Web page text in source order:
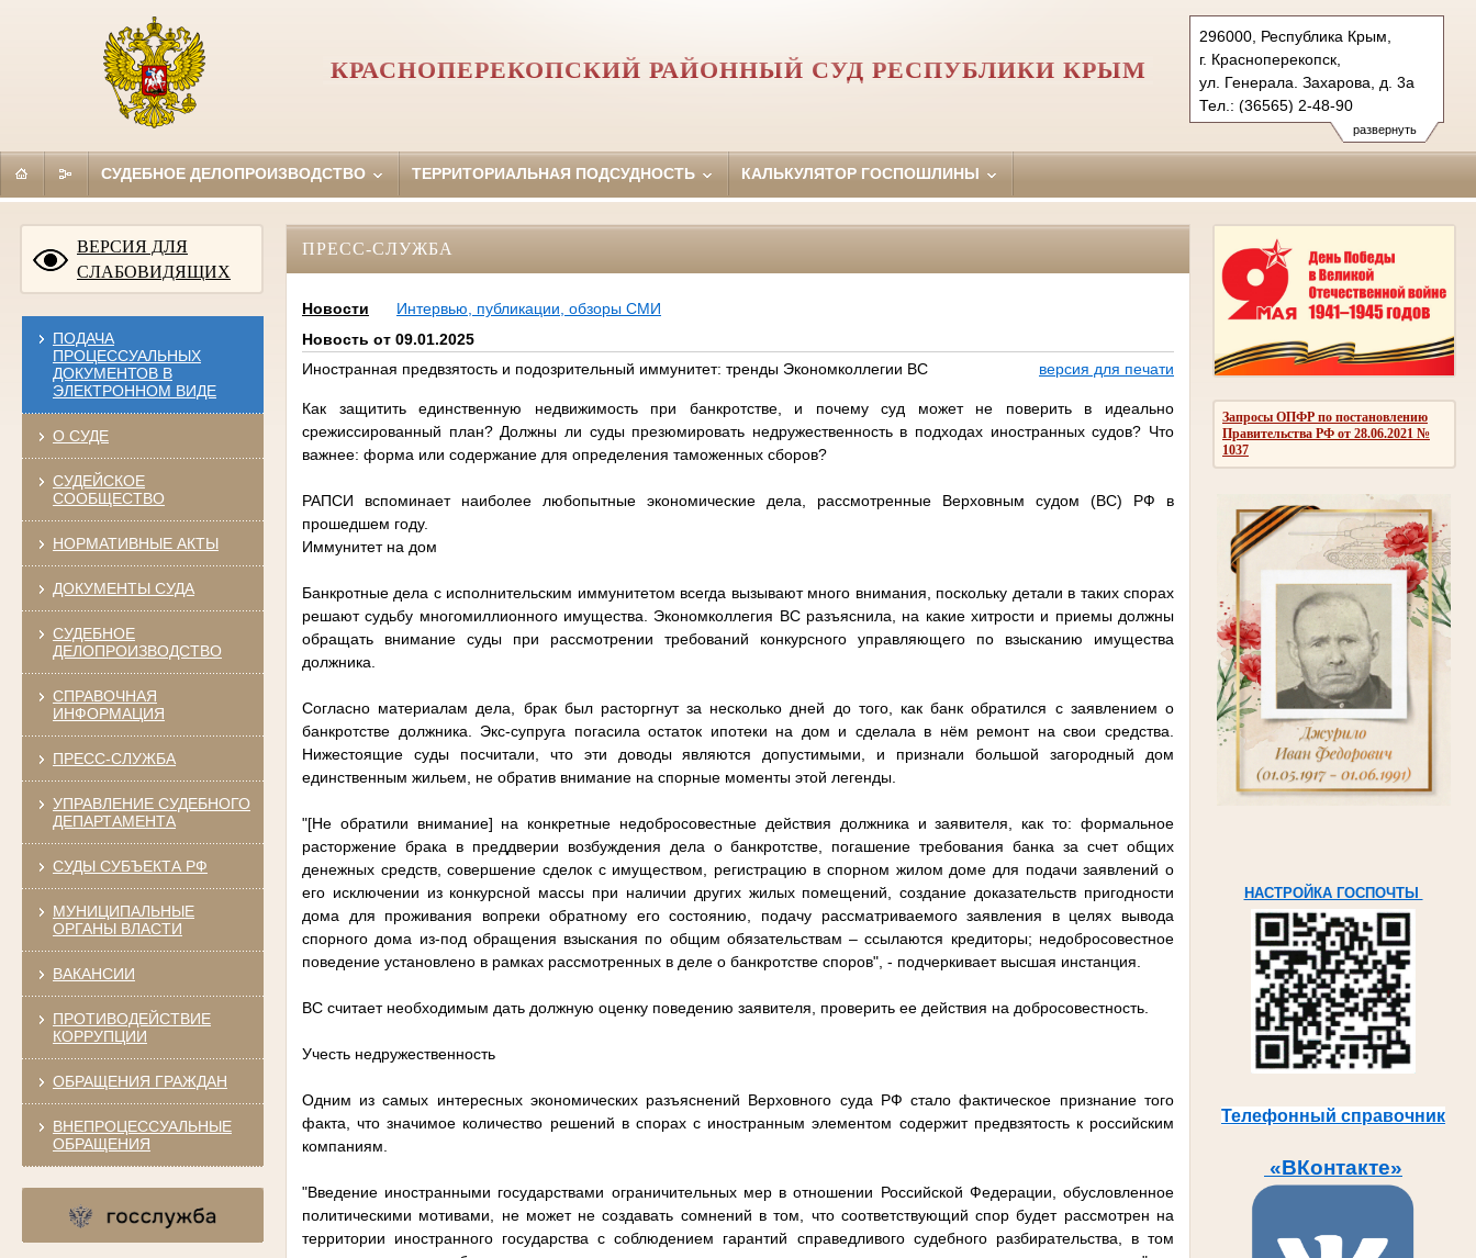
развернуть
296000, Республика Крым,
г. Красноперекопск,
ул. Генерала. Захарова, д. 3а
Тел.: (36565) 2-48-90
krasnoperekopskiy.krm@sudrf.ru
КРАСНОПЕРЕКОПСКИЙ РАЙОННЫЙ СУД РЕСПУБЛИКИ КРЫМ
СУДЕБНОЕ ДЕЛОПРОИЗВОДСТВО ТЕРРИТОРИАЛЬНАЯ ПОДСУДНОСТЬ КАЛЬКУЛЯТОР ГОСПОШЛИНЫ
ВЕРСИЯ ДЛЯ
СЛАБОВИДЯЩИХ
ПОДАЧА
ПРОЦЕССУАЛЬНЫХ
ДОКУМЕНТОВ В
ЭЛЕКТРОННОМ ВИДЕ
О СУДЕ
СУДЕЙСКОЕ
СООБЩЕСТВО
НОРМАТИВНЫЕ АКТЫ
ДОКУМЕНТЫ СУДА
СУДЕБНОЕ
ДЕЛОПРОИЗВОДСТВО
СПРАВОЧНАЯ
ИНФОРМАЦИЯ
ПРЕСС-СЛУЖБА
УПРАВЛЕНИЕ СУДЕБНОГО
ДЕПАРТАМЕНТА
СУДЫ СУБЪЕКТА РФ
МУНИЦИПАЛЬНЫЕ
ОРГАНЫ ВЛАСТИ
ВАКАНСИИ
ПРОТИВОДЕЙСТВИЕ
КОРРУПЦИИ
ОБРАЩЕНИЯ ГРАЖДАН
ВНЕПРОЦЕССУАЛЬНЫЕ
ОБРАЩЕНИЯ
Запросы ОПФР по постановлению
Правительства РФ от 28.06.2021 №
1037
НАСТРОЙКА ГОСПОЧТЫ
Телефонный справочник
«ВКонтакте»
ПРЕСС-СЛУЖБА
Новости
Интервью, публикации, обзоры СМИ
Новость от 09.01.2025
Иностранная предвзятость и подозрительный иммунитет: тренды Экономколлегии ВС
версия для печати
Как защитить единственную недвижимость при банкротстве, и почему суд может не поверить в идеально
срежиссированный план? Должны ли суды презюмировать недружественность в подходах иностранных судов? Что
важнее: форма или содержание для определения таможенных сборов?
РАПСИ вспоминает наиболее любопытные экономические дела, рассмотренные Верховным судом (ВС) РФ в
прошедшем году.
Иммунитет на дом
Банкротные дела с исполнительским иммунитетом всегда вызывают много внимания, поскольку детали в таких спорах
решают судьбу многомиллионного имущества. Экономколлегия ВС разъяснила, на какие хитрости и приемы должны
обращать внимание суды при рассмотрении требований конкурсного управляющего по взысканию имущества
должника.
Согласно материалам дела, брак был расторгнут за несколько дней до того, как банк обратился с заявлением о
банкротстве должника. Экс-супруга погасила остаток ипотеки на дом и сделала в нём ремонт на свои средства.
Нижестоящие суды посчитали, что эти доводы являются допустимыми, и признали большой загородный дом
единственным жильем, не обратив внимание на спорные моменты этой легенды.
"[Не обратили внимание] на конкретные недобросовестные действия должника и заявителя, как то: формальное
расторжение брака в преддверии возбуждения дела о банкротстве, погашение требования банка за счет общих
денежных средств, совершение сделок с имуществом, регистрацию в спорном жилом доме для подачи заявлений о
его исключении из конкурсной массы при наличии других жилых помещений, создание доказательств пригодности
дома для проживания вопреки обратному его состоянию, подачу рассматриваемого заявления в целях вывода
спорного дома из-под обращения взыскания по общим обязательствам – ссылаются кредиторы; недобросовестное
поведение установлено в рамках рассмотренных в деле о банкротстве споров", - подчеркивает высшая инстанция.
ВС считает необходимым дать должную оценку поведению заявителя, проверить ее действия на добросовестность.
Учесть недружественность
Одним из самых интересных экономических разъяснений Верховного суда РФ стало фактическое признание того
факта, что значимое количество решений в спорах с иностранным элементом содержит предвзятость к российским
компаниям.
"Введение иностранными государствами ограничительных мер в отношении Российской Федерации, обусловленное
политическими мотивами, не может не создавать сомнений в том, что соответствующий спор будет рассмотрен на
территории иностранного государства с соблюдением гарантий справедливого судебного разбирательства, в том